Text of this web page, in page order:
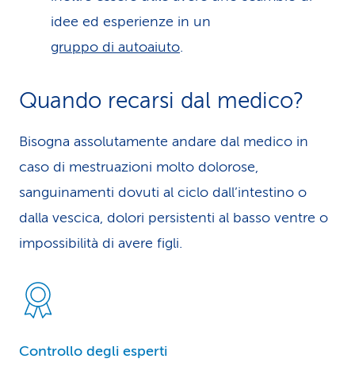
idee ed esperienze in un
gruppo di autoaiuto.
Quando recarsi dal medico?
Bisogna assolutamente andare dal medico in
caso di mestruazioni molto dolorose,
sanguinamenti dovuti al ciclo dall’intestino o
dalla vescica, dolori persistenti al basso ventre o
impossibilità di avere figli.
Controllo degli esperti